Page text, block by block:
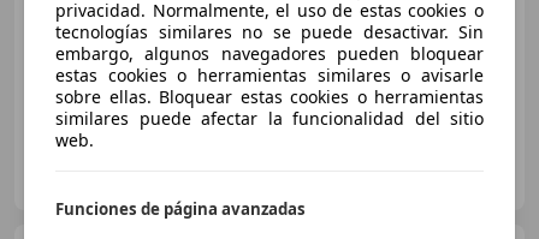
10/2016 107.378 km Diésel 110 kW (150 CV)
privacidad. Normalmente, el uso de estas cookies o
tecnologías similares no se puede desactivar. Sin
embargo, algunos navegadores pueden bloquear
estas cookies o herramientas similares o avisarle
sobre ellas. Bloquear estas cookies o herramientas
similares puede afectar la funcionalidad del sitio
web.
Funciones de página avanzadas